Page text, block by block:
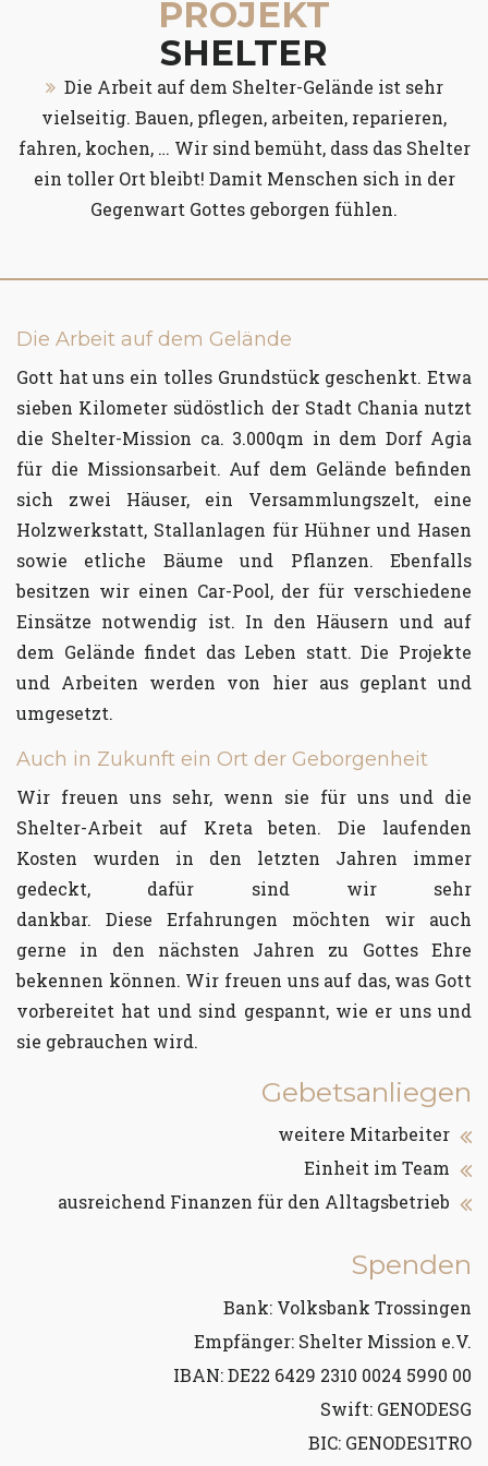
PROJEKT
SHELTER
Die Arbeit auf dem Shelter-Gelände ist sehr
vielseitig. Bauen, pflegen, arbeiten, reparieren,
fahren, kochen, … Wir sind bemüht, dass das Shelter
ein toller Ort bleibt! Damit Menschen sich in der
Gegenwart Gottes geborgen fühlen.
Die Arbeit auf dem Gelände
Gott hat uns ein tolles Grundstück geschenkt. Etwa
sieben Kilometer südöstlich der Stadt Chania nutzt
die Shelter-Mission ca. 3.000qm in dem Dorf Agia
für die Missionsarbeit. Auf dem Gelände befinden
sich zwei Häuser, ein Versammlungszelt, eine
Holzwerkstatt, Stallanlagen für Hühner und Hasen
sowie etliche Bäume und Pflanzen. Ebenfalls
besitzen wir einen Car-Pool, der für verschiedene
Einsätze notwendig ist. In den Häusern und auf
dem Gelände findet das Leben statt. Die Projekte
und Arbeiten werden von hier aus geplant und
umgesetzt.
Auch in Zukunft ein Ort der Geborgenheit
Wir freuen uns sehr, wenn sie für uns und die
Shelter-Arbeit auf Kreta beten. Die laufenden
Kosten wurden in den letzten Jahren immer
gedeckt, dafür sind wir sehr
dankbar. Diese Erfahrungen möchten wir auch
gerne in den nächsten Jahren zu Gottes Ehre
bekennen können. Wir freuen uns auf das, was Gott
vorbereitet hat und sind gespannt, wie er uns und
sie gebrauchen wird.
Gebetsanliegen
weitere Mitarbeiter
Einheit im Team
ausreichend Finanzen für den Alltagsbetrieb
Spenden
Bank: Volksbank Trossingen
Empfänger: Shelter Mission e.V.
IBAN: DE22 6429 2310 0024 5990 00
Swift: GENODESG
BIC: GENODES1TRO